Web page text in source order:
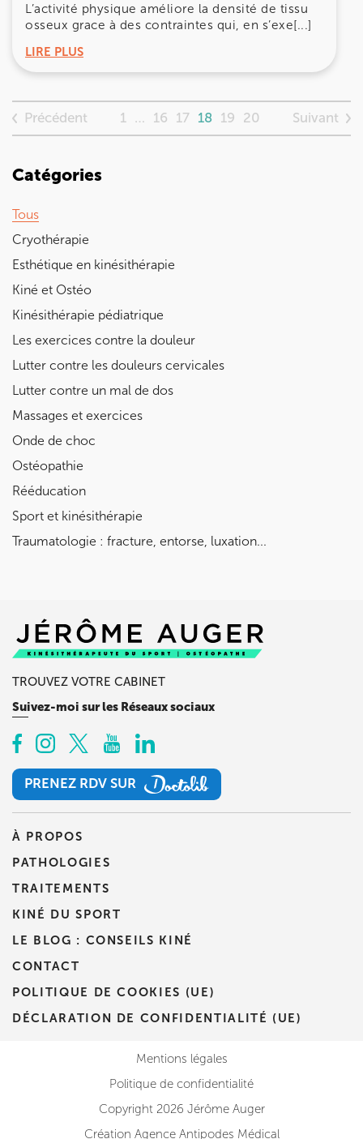
L’activité physique améliore la densité de tissu
osseux grace à des contraintes qui, en s’exe[...]
LIRE PLUS
Précédent 1 … 16 17 18 19 20 Suivant
Catégories
Tous
Cryothérapie
Esthétique en kinésithérapie
Kiné et Ostéo
Kinésithérapie pédiatrique
Les exercices contre la douleur
Lutter contre les douleurs cervicales
Lutter contre un mal de dos
Massages et exercices
Onde de choc
Ostéopathie
Rééducation
Sport et kinésithérapie
Traumatologie : fracture, entorse, luxation...
TROUVEZ VOTRE CABINET
Suivez-moi sur les Réseaux sociaux
PRENEZ RDV SUR
PRENEZ RDV SUR
À PROPOS
PATHOLOGIES
TRAITEMENTS
KINÉ DU SPORT
LE BLOG : CONSEILS KINÉ
CONTACT
POLITIQUE DE COOKIES (UE)
DÉCLARATION DE CONFIDENTIALITÉ (UE)
Mentions légales
Politique de confidentialité
Copyright 2026 Jérôme Auger
Création Agence Antipodes Médical